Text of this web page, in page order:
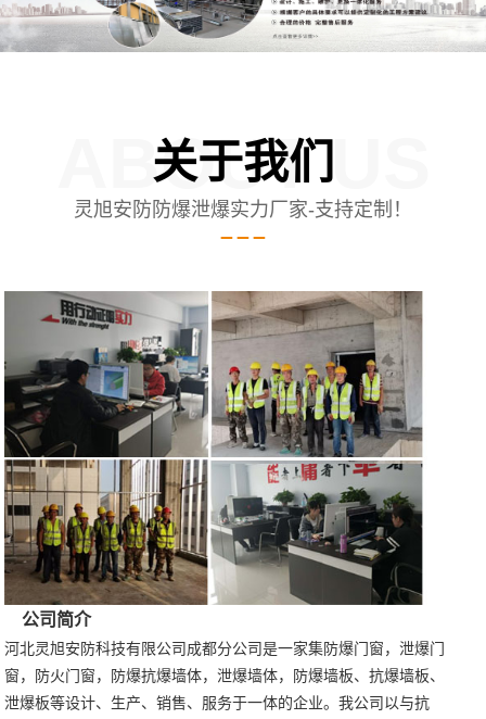
关于我们
ABOUT US
灵旭安防防爆泄爆实力厂家-支持定制！
公司简介
河北灵旭安防科技有限公司成都分公司是一家集防爆门窗，泄爆门
窗，防火门窗，防爆抗爆墙体，泄爆墙体，防爆墙板、抗爆墙板、
泄爆板等设计、生产、销售、服务于一体的企业。我公司以与抗